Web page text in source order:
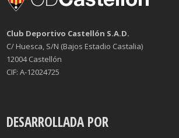
Club Deportivo Castellón S.A.D.
C/ Huesca, S/N (Bajos Estadio Castalia)
12004 Castellón
CIF: A-12024725
DESARROLLADA POR